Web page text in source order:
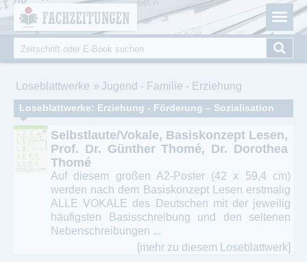
Fachzeitungen.de - Das unabhängige Portal für
Fachmagazine Fachpublikationen & eBooks
Suchformular
Suche
Loseblattwerke
Jugend - Familie - Erziehung
Loseblattwerke: Erziehung - Förderung – Sozialisation
Selbstlaute/Vokale, Basiskonzept Lesen,
Prof. Dr. Günther Thomé, Dr. Dorothea
Thomé
Auf diesem großen A2-Poster (42 x 59,4 cm)
werden nach dem Basiskonzept Lesen erstmalig
ALLE VOKALE des Deutschen mit der jeweilig
häufigsten Basisschreibung und den seltenen
Nebenschreibungen ...
[mehr zu diesem Loseblattwerk]
Cookie-Einstellungen